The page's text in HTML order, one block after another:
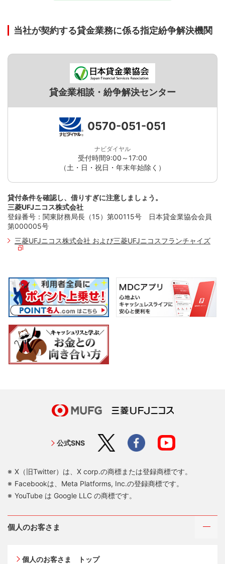
当社が契約する貸金業務に係る指定紛争解決機関
貸金業相談・紛争解決センター
0570-051-051
ナビダイヤル
受付時間9:00～17:00
（土・日・祝日・年末年始除く）
貸付条件を確認し、借りすぎに注意しましょう。
三菱UFJニコス株式会社
登録番号：関東財務局長（15）第00115号 日本貸金業協会会員
第000005号
三菱UFJニコス株式会社 および三菱UFJニコスフランチャイズ
公式SNS
X（旧Twitter）は、X corp.の商標または登録商標です。
Facebookは、Meta Platforms, Inc.の登録商標です。
YouTube は Google LLC の商標です。
個人のお客さま
個人のお客さま トップ